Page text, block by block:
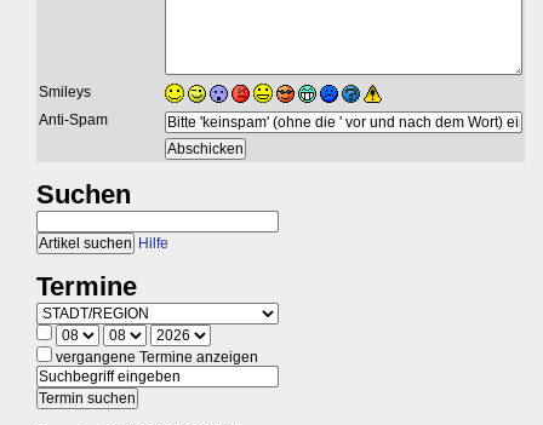
Smileys
Anti-Spam
Suchen
Hilfe
Termine
vergangene Termine anzeigen